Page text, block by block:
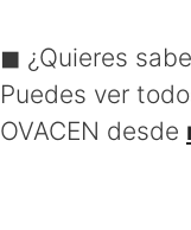
◼ ¿Quieres
Puedes ver
OVACEN desde